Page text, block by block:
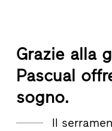
Grazie alla
Pascual
sogno.
Il